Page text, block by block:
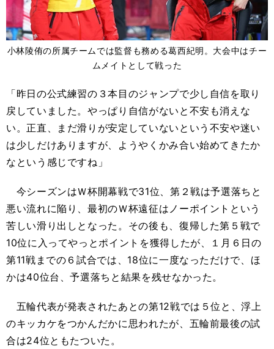
小林陵侑の所属チームでは監督も務める葛西紀明。大会中はチー
ムメイトとして戦った
「昨日の公式練習の３本目のジャンプで少し自信を取り
戻していました。やっぱり自信がないと不安も消えな
い。正直、まだ滑りが安定していないという不安や迷い
は少しだけありますが、ようやくかみ合い始めてきたか
なという感じですね」
今シーズンはＷ杯開幕戦で31位、第２戦は予選落ちと
悪い流れに陥り、最初のＷ杯遠征はノーポイントという
苦しい滑り出しとなった。その後も、復帰した第５戦で
10位に入ってやっとポイントを獲得したが、１月６日の
第11戦までの６試合では、18位に一度なっただけで、ほ
かは40位台、予選落ちと結果を残せなかった。
五輪代表が発表されたあとの第12戦では５位と、浮上
のキッカケをつかんだかに思われたが、五輪前最後の試
合は24位ともたついた。